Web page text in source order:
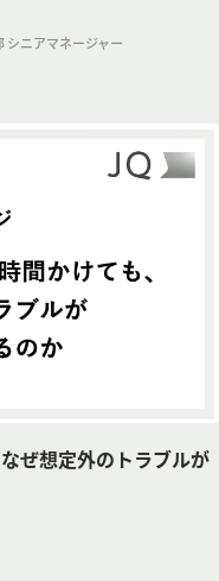
シニアマネージャー
ぜ想定外のトラブルが